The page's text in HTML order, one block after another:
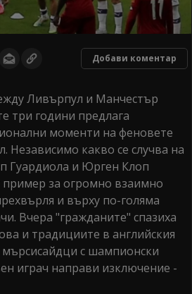
Добави коментар
Ливърпул и Манчестър
три години предлага
моменти на феновете
Независимо какво се случва на
Гуардиола и Юрген Клоп
пример за огромно взаимно
и върху по-голяма
Вчера "гражданите" спазиха
и традициите в английския
с шампионски
играч направи изключение -